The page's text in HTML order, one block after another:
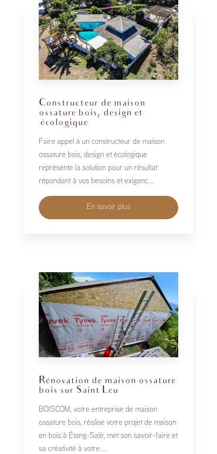
Constructeur de maison
ossature bois, design et
écologique
Faire appel à un constructeur de maison
ossature bois, design et écologique
représente la solution pour un résultat
répondant à vos besoins et exigenc...
En savoir plus
Rénovation de maison ossature
bois sur Saint Leu
BOISCOM, votre entreprise de maison
ossature bois, réalise votre projet de maison
en bois à Étang-Salé, met son savoir-faire et
sa créativité à votre ...